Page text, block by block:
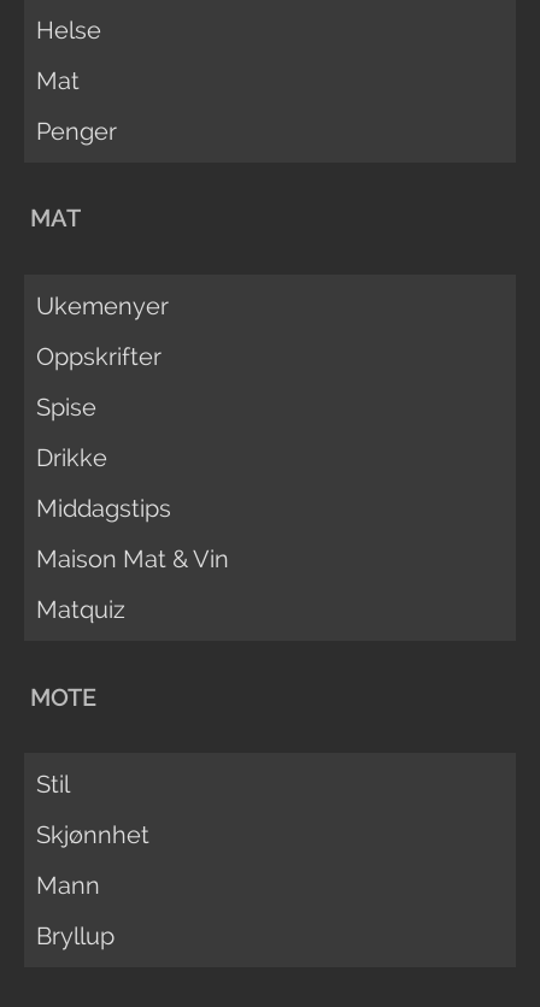
Helse
Mat
Penger
MAT
Ukemenyer
Oppskrifter
Spise
Drikke
Middagstips
Maison Mat & Vin
Matquiz
MOTE
Stil
Skjønnhet
Mann
Bryllup